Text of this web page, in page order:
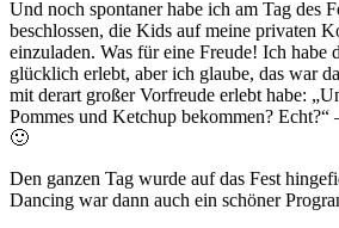
Und noch spontaner habe ich am Tag des
beschlossen, die Kids auf meine privaten
einzuladen. Was für eine Freude! Ich habe
glücklich erlebt, aber ich glaube, das war
mit derart großer Vorfreude erlebt habe:
Pommes und Ketchup bekommen? Echt?“
🙂
Den ganzen Tag wurde auf das Fest
Dancing war dann auch ein schöner